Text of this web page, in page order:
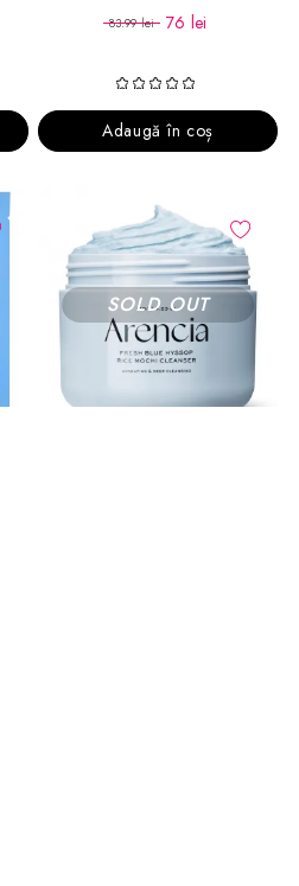
83.99 lei 76 lei
Adaugă în coș